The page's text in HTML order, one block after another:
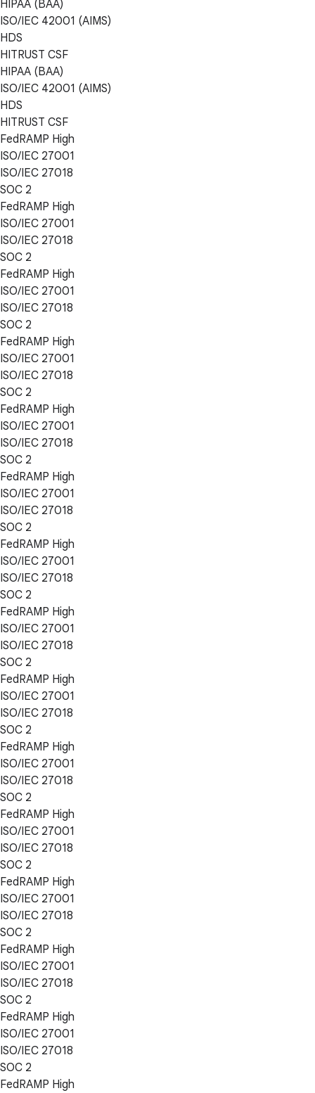
HIPAA (BAA)
ISO/IEC 42001 (AIMS)
HDS
HITRUST CSF
HIPAA (BAA)
ISO/IEC 42001 (AIMS)
HDS
HITRUST CSF
FedRAMP High
ISO/IEC 27001
ISO/IEC 27018
SOC 2
FedRAMP High
ISO/IEC 27001
ISO/IEC 27018
SOC 2
FedRAMP High
ISO/IEC 27001
ISO/IEC 27018
SOC 2
FedRAMP High
ISO/IEC 27001
ISO/IEC 27018
SOC 2
FedRAMP High
ISO/IEC 27001
ISO/IEC 27018
SOC 2
FedRAMP High
ISO/IEC 27001
ISO/IEC 27018
SOC 2
FedRAMP High
ISO/IEC 27001
ISO/IEC 27018
SOC 2
FedRAMP High
ISO/IEC 27001
ISO/IEC 27018
SOC 2
FedRAMP High
ISO/IEC 27001
ISO/IEC 27018
SOC 2
FedRAMP High
ISO/IEC 27001
ISO/IEC 27018
SOC 2
FedRAMP High
ISO/IEC 27001
ISO/IEC 27018
SOC 2
FedRAMP High
ISO/IEC 27001
ISO/IEC 27018
SOC 2
FedRAMP High
ISO/IEC 27001
ISO/IEC 27018
SOC 2
FedRAMP High
ISO/IEC 27001
ISO/IEC 27018
SOC 2
FedRAMP High